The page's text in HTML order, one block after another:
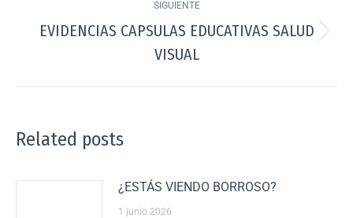
SIGUIENTE
EVIDENCIAS CAPSULAS EDUCATIVAS SALUD
VISUAL
Related posts
¿ESTÁS VIENDO BORROSO?
1 junio 2026